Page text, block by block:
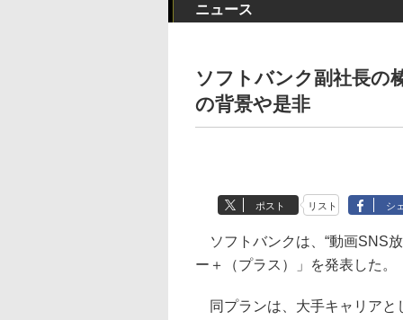
ニュース
ソフトバンク副社長の
の背景や是非
ポスト リスト シ
ソフトバンクは、“動画SNS
ー＋（プラス）」を発表した。
同プランは、大手キャリアと